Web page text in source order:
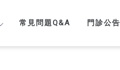
常見問題Q&A 門診公告